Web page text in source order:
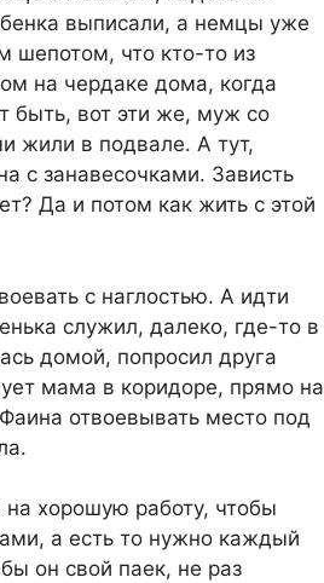
выписали, а немцы уже
шепотом, что кто-то из
на чердаке дома, когда
быть, вот эти же, муж со
жили в подвале. А тут,
с занавесочками. Зависть
Да и потом как жить с этой
с наглостью. А идти
служил, далеко, где-то в
домой, попросил друга
мама в коридоре, прямо на
отвоевывать место под
на хорошую работу, чтобы
а есть то нужно каждый
он свой паек, не раз